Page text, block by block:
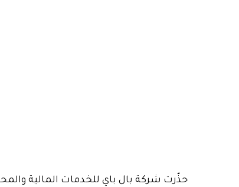
حذّرت شركة بال باي للخدمات المالية